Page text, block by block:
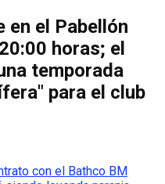
en el Pabellón
horas; el
temporada
para el club